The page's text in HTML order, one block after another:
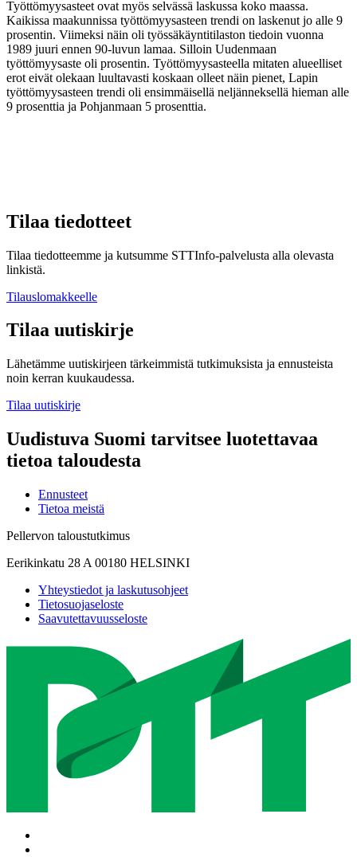
Työttömyysasteet ovat myös selvässä laskussa koko maassa.
Kaikissa maakunnissa työttömyysasteen trendi on laskenut jo alle 9
prosentin. Viimeksi näin oli työssäkäyntitilaston tiedoin vuonna
1989 juuri ennen 90-luvun lamaa. Silloin Uudenmaan
työttömyysaste oli prosentin. Työttömyysasteella mitaten alueelliset
erot eivät olekaan luultavasti koskaan olleet näin pienet, Lapin
työttömyysasteen trendi oli ensimmäisellä neljänneksellä hieman alle
9 prosenttia ja Pohjanmaan 5 prosenttia.
Tilaa tiedotteet
Tilaa tiedotteemme ja kutsumme STTInfo-palvelusta alla olevasta
linkistä.
Tilauslomakkeelle
Tilaa uutiskirje
Lähetämme uutiskirjeen tärkeimmistä tutkimuksista ja ennusteista
noin kerran kuukaudessa.
Tilaa uutiskirje
Uudistuva Suomi tarvitsee luotettavaa
tietoa taloudesta
Ennusteet
Tietoa meistä
Pellervon taloustutkimus
Eerikinkatu 28 A 00180 HELSINKI
Yhteystiedot ja laskutusohjeet
Tietosuojaseloste
Saavutettavuusseloste